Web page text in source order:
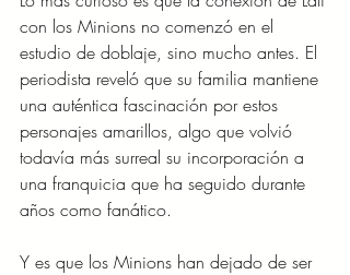
con los Minions no comenzó en el
estudio de doblaje, sino mucho antes. El
periodista reveló que su familia mantiene
una auténtica fascinación por estos
personajes amarillos, algo que volvió
todavía más surreal su incorporación a
una franquicia que ha seguido durante
años como fanático.
Y es que los Minions han dejado de ser